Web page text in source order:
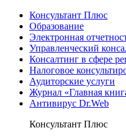
Консультант Плюс
Образование
Электронная
Управленческий
Консалтинг в сфере
Налоговое
Аудиторские услуги
Журнал «Главная
Антивирус Dr.Web
Консультант Плюс